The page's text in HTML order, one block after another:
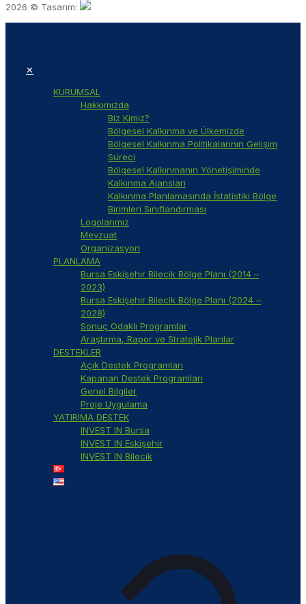
2026 © Tasarım:
✕
KURUMSAL
Hakkımızda
Biz Kimiz?
Bölgesel Kalkınma ve Ülkemizde
Bölgesel Kalkınma Politikalarının Gelişim
Süreci
Bölgesel Kalkınmanın Yönetişiminde
Kalkınma Ajansları
Kalkınma Planlamasında İstatistiki Bölge
Birimleri Sınıflandırması
Logolarımız
Mevzuat
Organizasyon
PLANLAMA
Bursa Eskişehir Bilecik Bölge Planı (2014 –
2023)
Bursa Eskişehir Bilecik Bölge Planı (2024 –
2028)
Sonuç Odaklı Programlar
Araştırma, Rapor ve Stratejik Planlar
DESTEKLER
Açık Destek Programları
Kapanan Destek Programları
Genel Bilgiler
Proje Uygulama
YATIRIMA DESTEK
INVEST IN Bursa
INVEST IN Eskişehir
INVEST IN Bilecik